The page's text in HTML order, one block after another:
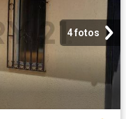
4 fotos